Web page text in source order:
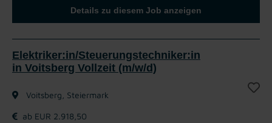
Details zu diesem Job anzeigen
Elektriker:in/Steuerungstechniker:in
in Voitsberg Vollzeit (m/w/d)
Voitsberg, Steiermark
ab EUR 2.918,50